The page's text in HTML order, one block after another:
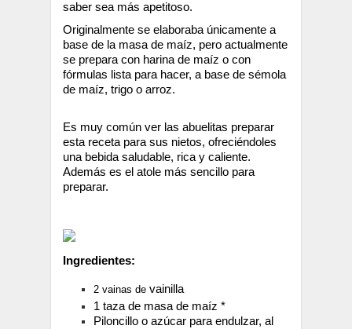
saber sea más apetitoso.
Originalmente se elaboraba únicamente a
base de la masa de maíz, pero actualmente
se prepara con harina de maíz o con
fórmulas lista para hacer, a base de sémola
de maíz, trigo o arroz.
Es muy común ver las abuelitas preparar
esta receta para sus nietos, ofreciéndoles
una bebida saludable, rica y caliente.
Además es el atole más sencillo para
preparar.
Ingredientes:
2 vainas de vainilla
1 taza de masa de maíz *
Piloncillo o azúcar para endulzar, al